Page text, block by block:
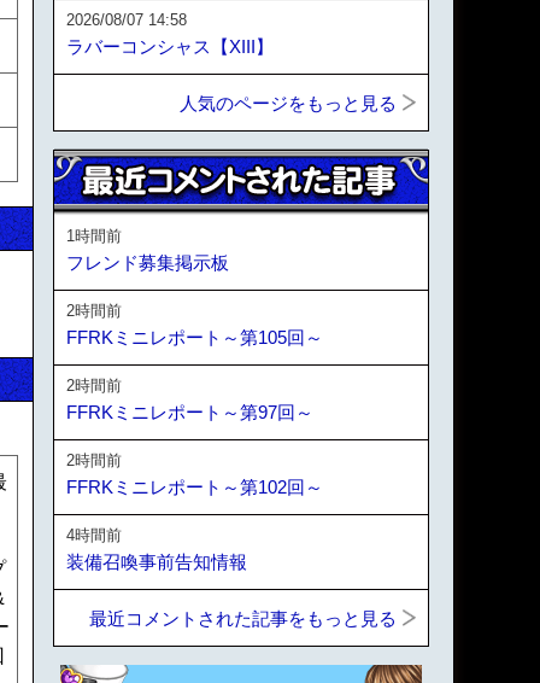
2026/08/07 14:58
ラバーコンシャス【XIII】
人気のページをもっと見る
1時間前
フレンド募集掲示板
2時間前
FFRKミニレポート～第105回～
2時間前
FFRKミニレポート～第97回～
2時間前
FFRKミニレポート～第102回～
4時間前
装備召喚事前告知情報
最近コメントされた記事をもっと見る